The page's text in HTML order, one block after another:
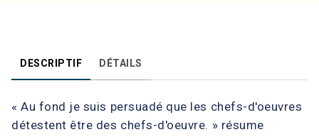
DESCRIPTIF DÉTAILS
« Au fond je suis persuadé que les chefs-d'oeuvres
détestent être des chefs-d'oeuvre. » résume